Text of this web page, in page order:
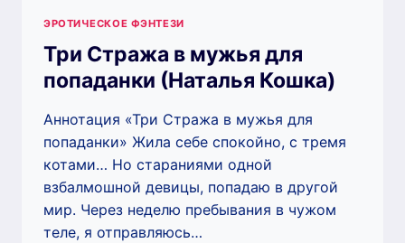
ЭРОТИЧЕСКОЕ ФЭНТЕЗИ
Три Стража в мужья для
попаданки (Наталья Кошка)
Аннотация «Три Стража в мужья для
попаданки» Жила себе спокойно, с тремя
котами… Но стараниями одной
взбалмошной девицы, попадаю в другой
мир. Через неделю пребывания в чужом
теле, я отправляюсь…